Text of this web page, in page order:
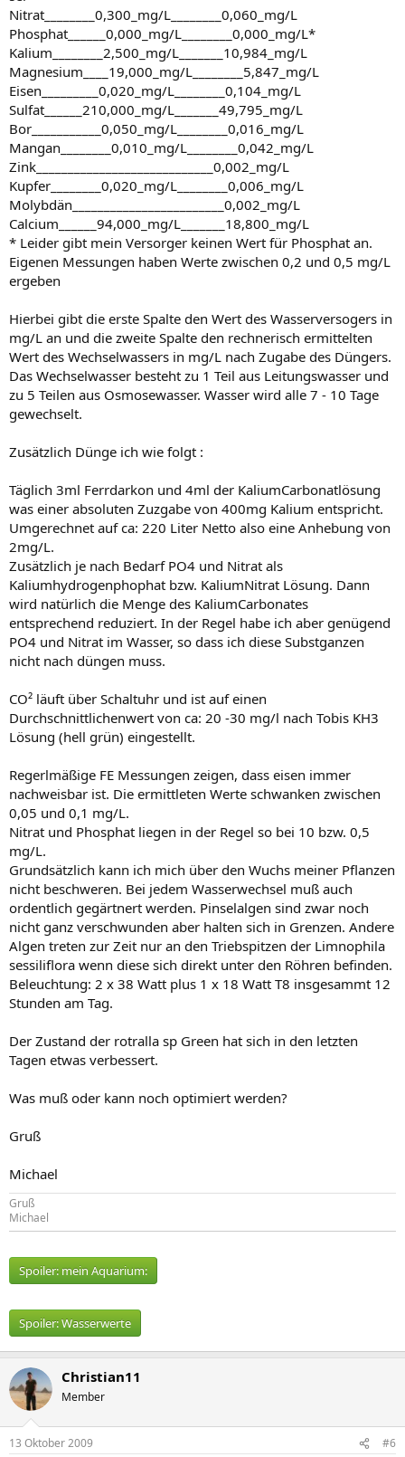
Nitrat________0,300_mg/L________0,060_mg/L
Phosphat______0,000_mg/L________0,000_mg/L*
Kalium________2,500_mg/L_______10,984_mg/L
Magnesium____19,000_mg/L________5,847_mg/L
Eisen_________0,020_mg/L________0,104_mg/L
Sulfat______210,000_mg/L_______49,795_mg/L
Bor___________0,050_mg/L________0,016_mg/L
Mangan________0,010_mg/L________0,042_mg/L
Zink____________________________0,002_mg/L
Kupfer________0,020_mg/L________0,006_mg/L
Molybdän________________________0,002_mg/L
Calcium______94,000_mg/L_______18,800_mg/L
* Leider gibt mein Versorger keinen Wert für Phosphat an.
Eigenen Messungen haben Werte zwischen 0,2 und 0,5 mg/L
ergeben
Hierbei gibt die erste Spalte den Wert des Wasserversogers in
mg/L an und die zweite Spalte den rechnerisch ermittelten
Wert des Wechselwassers in mg/L nach Zugabe des Düngers.
Das Wechselwasser besteht zu 1 Teil aus Leitungswasser und
zu 5 Teilen aus Osmosewasser. Wasser wird alle 7 - 10 Tage
gewechselt.
Zusätzlich Dünge ich wie folgt :
Täglich 3ml Ferrdarkon und 4ml der KaliumCarbonatlösung
was einer absoluten Zuzgabe von 400mg Kalium entspricht.
Umgerechnet auf ca: 220 Liter Netto also eine Anhebung von
2mg/L.
Zusätzlich je nach Bedarf PO4 und Nitrat als
Kaliumhydrogenphophat bzw. KaliumNitrat Lösung. Dann
wird natürlich die Menge des KaliumCarbonates
entsprechend reduziert. In der Regel habe ich aber genügend
PO4 und Nitrat im Wasser, so dass ich diese Substganzen
nicht nach düngen muss.
CO² läuft über Schaltuhr und ist auf einen
Durchschnittlichenwert von ca: 20 -30 mg/l nach Tobis KH3
Lösung (hell grün) eingestellt.
Regerlmäßige FE Messungen zeigen, dass eisen immer
nachweisbar ist. Die ermittleten Werte schwanken zwischen
0,05 und 0,1 mg/L.
Nitrat und Phosphat liegen in der Regel so bei 10 bzw. 0,5
mg/L.
Grundsätzlich kann ich mich über den Wuchs meiner Pflanzen
nicht beschweren. Bei jedem Wasserwechsel muß auch
ordentlich gegärtnert werden. Pinselalgen sind zwar noch
nicht ganz verschwunden aber halten sich in Grenzen. Andere
Algen treten zur Zeit nur an den Triebspitzen der Limnophila
sessiliflora wenn diese sich direkt unter den Röhren befinden.
Beleuchtung: 2 x 38 Watt plus 1 x 18 Watt T8 insgesammt 12
Stunden am Tag.
Der Zustand der rotralla sp Green hat sich in den letzten
Tagen etwas verbessert.
Was muß oder kann noch optimiert werden?
Gruß
Michael
Gruß
Michael
Spoiler: mein Aquarium:
Spoiler:Wasserwerte
Christian11
Member
13 Oktober 2009 #6